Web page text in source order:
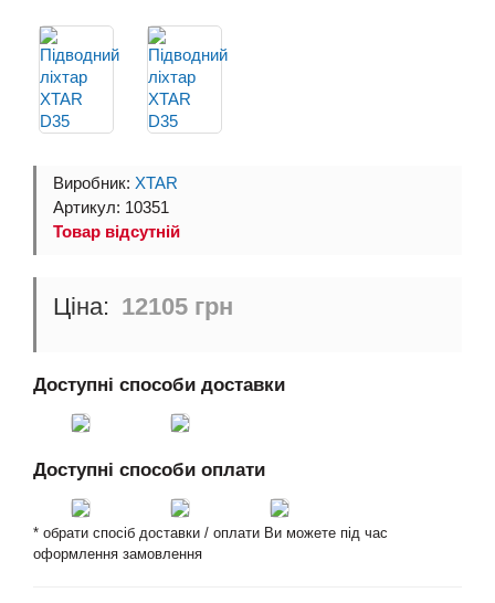
Виробник: XTAR
Артикул: 10351
Товар відсутній
12105 грн
Доступні способи доставки
Доступні способи оплати
* обрати спосіб доставки / оплати Ви можете під час
оформлення замовлення